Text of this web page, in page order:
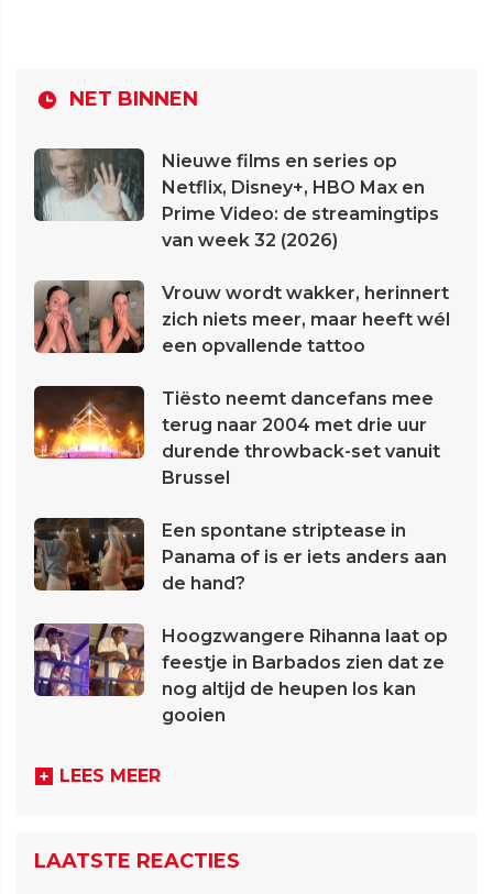
NET BINNEN
Nieuwe films en series op
Netflix, Disney+, HBO Max en
Prime Video: de streamingtips
van week 32 (2026)
Vrouw wordt wakker, herinnert
zich niets meer, maar heeft wél
een opvallende tattoo
Tiësto neemt dancefans mee
terug naar 2004 met drie uur
durende throwback-set vanuit
Brussel
Een spontane striptease in
Panama of is er iets anders aan
de hand?
Hoogzwangere Rihanna laat op
feestje in Barbados zien dat ze
nog altijd de heupen los kan
gooien
LEES MEER
LAATSTE REACTIES